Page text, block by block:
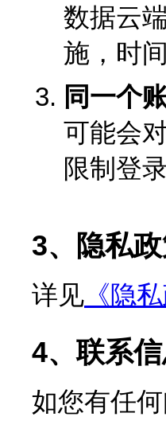
数据云
施，时
同一个
可能会
限制登
3、隐私
详见 《隐
4、联系
如您有任